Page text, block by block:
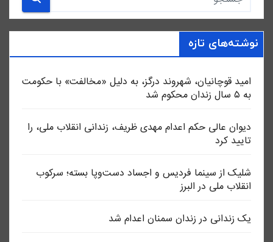
نوشته‌های تازه
امید قوچانیان، شهروند درگز، به دلیل «مخالفت» با حکومت
به ۵ سال زندان محکوم شد
دیوان عالی حکم اعدام مهدی ظریف، زندانی انقلاب ملی، را
تایید کرد
شلیک از سینما فردیس و اجساد دست‌وپا بسته؛ سرکوب
انقلاب ملی در البرز
یک زندانی در زندان سمنان اعدام شد